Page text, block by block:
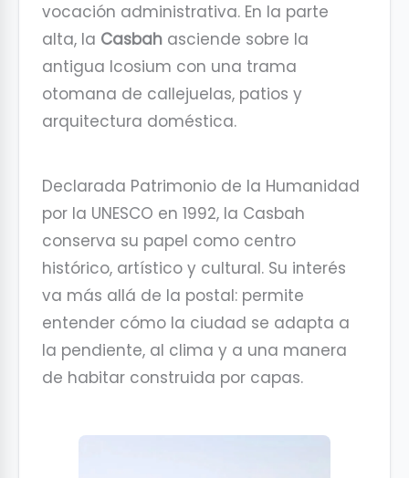
vocación administrativa. En la parte
alta, la Casbah asciende sobre la
antigua Icosium con una trama
otomana de callejuelas, patios y
arquitectura doméstica.
Declarada Patrimonio de la Humanidad
por la UNESCO en 1992, la Casbah
conserva su papel como centro
histórico, artístico y cultural. Su interés
va más allá de la postal: permite
entender cómo la ciudad se adapta a
la pendiente, al clima y a una manera
de habitar construida por capas.